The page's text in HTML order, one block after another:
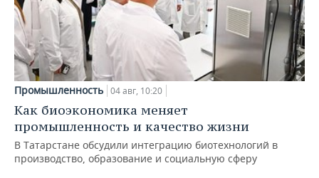
Промышленность 04 авг, 10:20
Как биоэкономика меняет
промышленность и качество жизни
В Татарстане обсудили интеграцию биотехнологий в
производство, образование и социальную сферу